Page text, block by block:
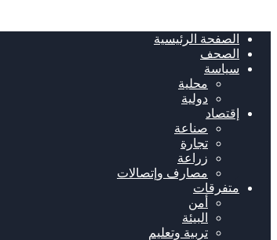
الصفحة الرئيسية
الصحف
سياسة
محلية
دولية
إقتصاد
صناعة
تجارة
زراعة
مصارف وإتصالات
متفرقات
أمن
البيئة
تربية وتعليم